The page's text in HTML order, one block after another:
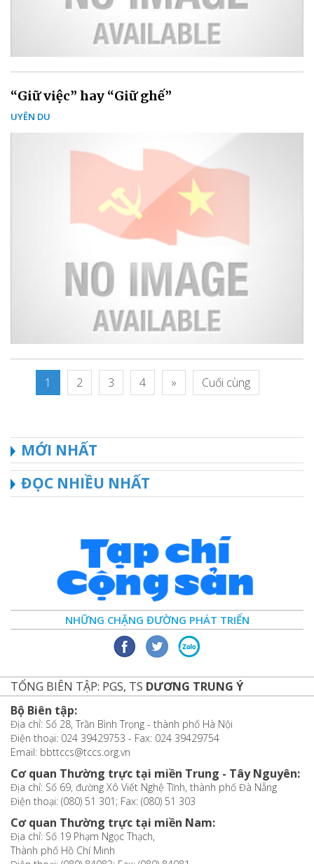
“Giữ việc” hay “Giữ ghế”
UYÊN DU
1 2 3 4 » Cuối cùng
MỚI NHẤT
ĐỌC NHIỀU NHẤT
NHỮNG CHẶNG ĐƯỜNG PHÁT TRIỂN
TỔNG BIÊN TẬP: PGS, TS DƯƠNG TRUNG Ý
Bộ Biên tập:
Địa chỉ: Số 28, Trần Bình Trọng - thành phố Hà Nội
Điện thoại: 024 39429753 - Fax: 024 39429754
Email: bbttccs@tccs.org.vn
Cơ quan Thường trực tại miền Trung - Tây Nguyên:
Địa chỉ: Số 69, đường Xô Viết Nghệ Tĩnh, thành phố Đà Nẵng
Điện thoại: (080) 51 301; Fax: (080) 51 303
Cơ quan Thường trực tại miền Nam:
Địa chỉ: Số 19 Phạm Ngọc Thạch,
Thành phố Hồ Chí Minh